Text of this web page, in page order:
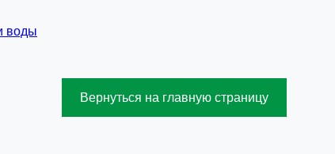
воды
Вернуться на главную страницу